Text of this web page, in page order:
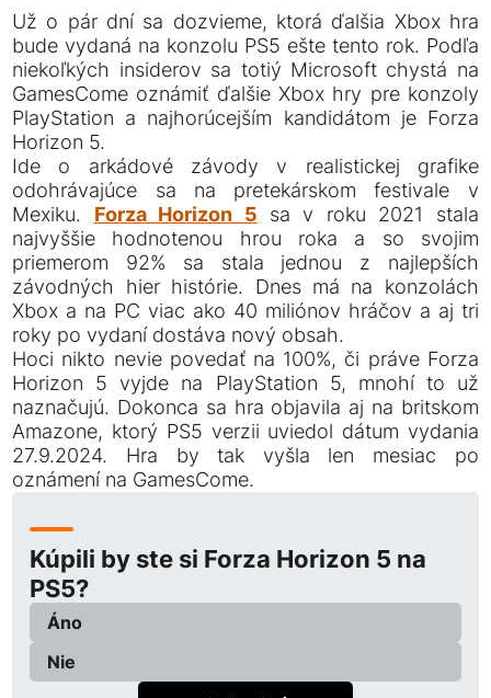
Už o pár dní sa dozvieme, ktorá ďalšia Xbox hra
bude vydaná na konzolu PS5 ešte tento rok. Podľa
niekoľkých insiderov sa totiý Microsoft chystá na
GamesCome oznámiť ďalšie Xbox hry pre konzoly
PlayStation a najhorúcejším kandidátom je Forza
Horizon 5.
Ide o arkádové závody v realistickej grafike
odohrávajúce sa na pretekárskom festivale v
Mexiku. Forza Horizon 5 sa v roku 2021 stala
najvyššie hodnotenou hrou roka a so svojim
priemerom 92% sa stala jednou z najlepších
závodných hier histórie. Dnes má na konzolách
Xbox a na PC viac ako 40 miliónov hráčov a aj tri
roky po vydaní dostáva nový obsah.
Hoci nikto nevie povedať na 100%, či práve Forza
Horizon 5 vyjde na PlayStation 5, mnohí to už
naznačujú. Dokonca sa hra objavila aj na britskom
Amazone, ktorý PS5 verzii uviedol dátum vydania
27.9.2024. Hra by tak vyšla len mesiac po
oznámení na GamesCome.
Kúpili by ste si Forza Horizon 5 na
PS5?
Áno
Nie